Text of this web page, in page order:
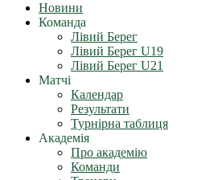
Новини
Команда
Лівий Берег
Лівий Берег U19
Лівий Берег U21
Матчі
Календар
Результати
Турнірна таблиця
Академія
Про академію
Команди